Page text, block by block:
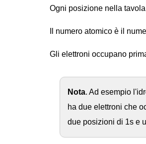
Ogni posizione nella
Il numero atomico è il
Gli elettroni occupano
Nota. Ad esempio
ha due elettroni che
due posizioni di 1s e